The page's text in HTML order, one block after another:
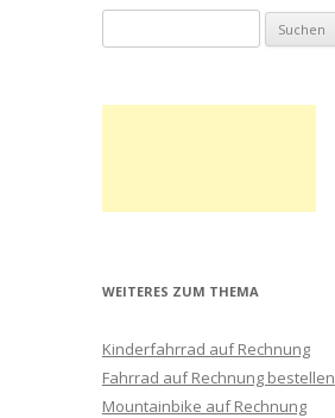
WEITERES ZUM THEMA
Kinderfahrrad auf Rechnung
Fahrrad auf Rechnung bestellen
Mountainbike auf Rechnung